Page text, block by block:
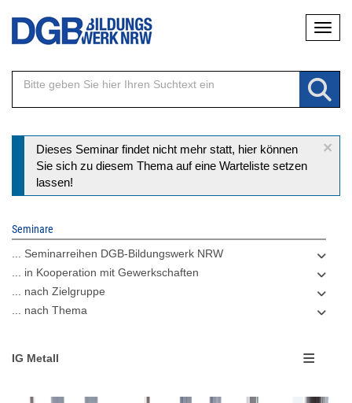
Direkt
Inhalt
×
Statusmeldung
Dieses Seminar findet nicht mehr statt, hier können
Sie sich zu diesem Thema auf eine Warteliste setzen
lassen!
Seminare
... Seminarreihen DGB-Bildungswerk NRW
... in Kooperation mit Gewerkschaften
... nach Zielgruppe
... nach Thema
IG Metall